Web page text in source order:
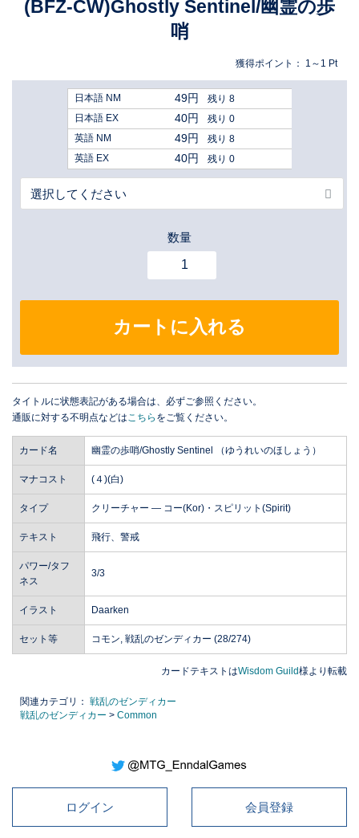
(BFZ-CW)Ghostly Sentinel/幽霊の歩
哨
獲得ポイント： 1～1 Pt
日本語 NM 49円
残り 8
日本語 EX
40円
残り 0
英語 NM
49円
残り 8
英語 EX
40円 残り 0
数量
カートに入れる
タイトルに状態表記がある場合は、必ずご参照ください。
通販に対する不明点などは こちら をご覧ください。
カード名 幽霊の歩哨/Ghostly Sentinel （ゆうれいのほしょう）
マナコスト (４)(白)
タイプ クリーチャー ― コー(Kor)・スピリット(Spirit)
テキスト 飛行、警戒
パワー/タフ
ネス
3/3
イラスト Daarken
セット等 コモン, 戦乱のゼンディカー (28/274)
カードテキストはWisdom Guild様より転載
関連カテゴリ： 戦乱のゼンディカー
戦乱のゼンディカー > Common
ログイン 会員登録